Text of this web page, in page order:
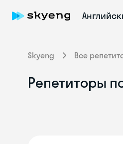
Skyeng Все
Репетиторы